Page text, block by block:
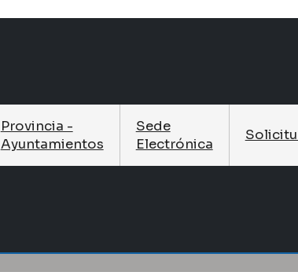
Provincia -
Ayuntamientos
Sede
Electrónica